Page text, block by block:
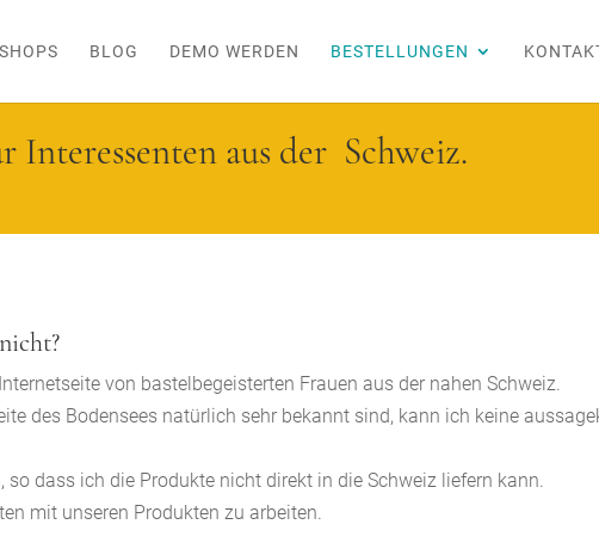
BLOG DEMO WERDEN BESTELLUNGEN
Interessenten aus der Schweiz.
von bastelbegeisterten Frauen aus der nahen Schweiz.
des Bodensees natürlich sehr bekannt sind, kann ich keine
so dass ich die Produkte nicht direkt in die Schweiz liefern kann.
mit unseren Produkten zu arbeiten.